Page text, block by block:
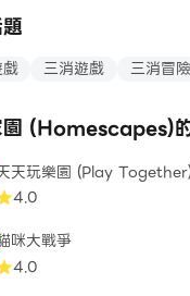
三消遊戲 三消冒險
園 (Homescapes)
天玩樂園 (Play
4.0
咪大戰爭
4.0